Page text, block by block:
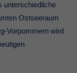
unterschiedliche
Ostseeraum
Vorpommern wird